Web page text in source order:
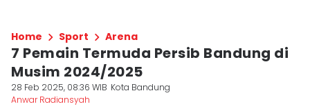
Home Sport Arena
7 Pemain Termuda Persib Bandung di
Musim 2024/2025
28 Feb 2025, 08:36 WIB Kota Bandung
Anwar Radiansyah